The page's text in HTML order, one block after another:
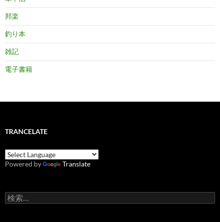
邦楽
釣り本
雑記
電子書籍
TRANCELATE
Powered by Translate
検
索: